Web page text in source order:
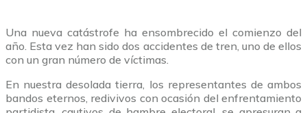
Una nueva catástrofe ha ensombrecido el comienzo del
año. Esta vez han sido dos accidentes de tren, uno de ellos
con un gran número de víctimas.
En nuestra desolada tierra, los representantes de ambos
bandos eternos, redivivos con ocasión del enfrentamiento